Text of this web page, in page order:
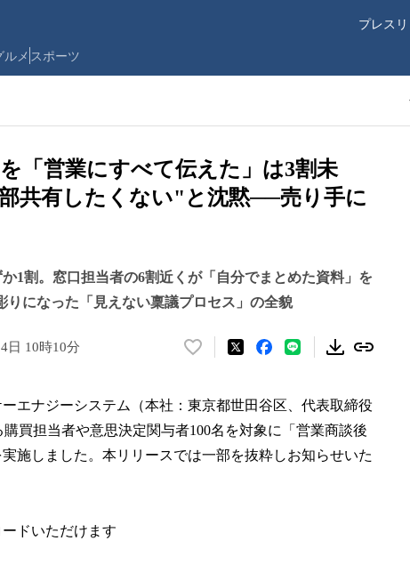
プレス
ルメ スポーツ
「営業にすべて伝えた」は3割未
共有したくない"と沈黙──売り手に
1割。窓口担当者の6割近くが「自分でまとめた資料」を
になった「見えない稟議プロセス」の全貌
日 10時10分
い
！
数
を
読
エナジーシステム（本社：東京都世田谷区、代表取締役
買担当者や意思決定関与者100名を対象に「営業商談後
施しました。本リリースでは一部を抜粋しお知らせいた
ドいただけます